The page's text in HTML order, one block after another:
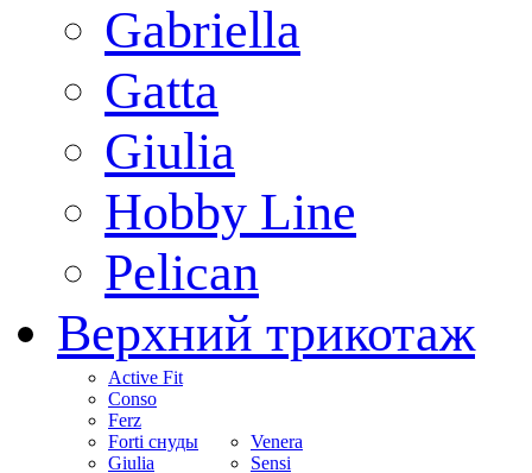
Gabriella
Gatta
Giulia
Hobby Line
Pelican
Верхний трикотаж
Active Fit
Conso
Ferz
Forti снуды
Giulia
Venera
Sensi